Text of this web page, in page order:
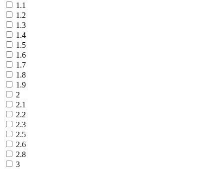
1.1
1.2
1.3
1.4
1.5
1.6
1.7
1.8
1.9
2
2.1
2.2
2.3
2.5
2.6
2.8
3